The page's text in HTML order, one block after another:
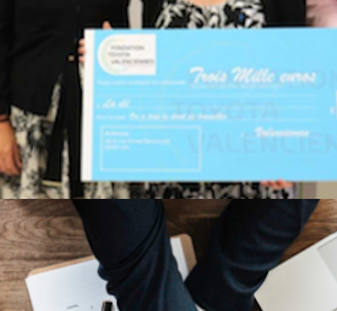
LETTRE D’ACTU DU 1ER FÉVRIER 2019